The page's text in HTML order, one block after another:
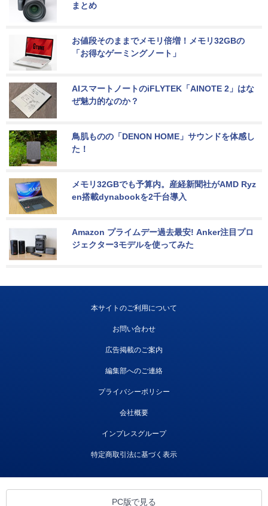
まとめ
お値段そのままでメモリ倍増！メモリ32GBの
「お得なゲーミングノート」
AIスマートノートのiFLYTEK「AINOTE 2」はな
ぜ魅力的なのか？
鳥肌ものの「DENON HOME」サウンドを体感し
た！
メモリ32GBでも予算内。産経新聞社がAMD Ryz
en搭載dynabookを2千台導入
Amazon プライムデー過去最安! Anker注目プロ
ジェクター3モデルを使ってみた
本サイトのご利用について
お問い合わせ
広告掲載のご案内
編集部へのご連絡
プライバシーポリシー
会社概要
インプレスグループ
特定商取引法に基づく表示
PC版で見る